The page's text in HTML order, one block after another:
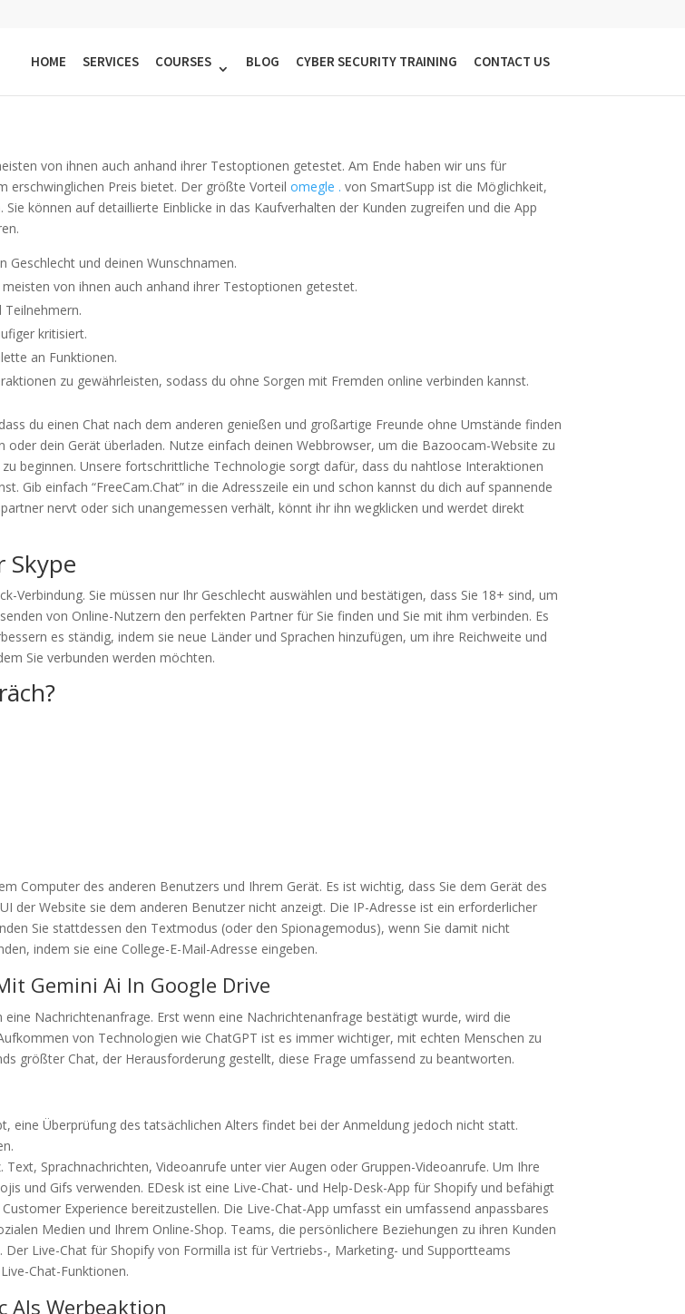
HOME SERVICES COURSES BLOG CYBER SECURITY TRAINING CONTACT US
Und Was Sind Die Besten Alternativen?
von ihnen auch anhand ihrer Testoptionen getestet. Am Ende haben wir uns für
erschwinglichen Preis bietet. Der größte Vorteilomegle . von SmartSupp ist die Möglichkeit,
können auf detaillierte Einblicke in das Kaufverhalten der Kunden zugreifen und die App
Geschlecht und deinen Wunschnamen.
von ihnen auch anhand ihrer Testoptionen getestet.
kritisiert.
an Funktionen.
zu gewährleisten, sodass du ohne Sorgen mit Fremden online verbinden kannst.
du einen Chat nach dem anderen genießen und großartige Freunde ohne Umstände finden
dein Gerät überladen. Nutze einfach deinen Webbrowser, um die Bazoocam-Website zu
beginnen. Unsere fortschrittliche Technologie sorgt dafür, dass du nahtlose Interaktionen
Gib einfach “FreeCam.Chat” in die Adresszeile ein und schon kannst du dich auf spannende
nervt oder sich unangemessen verhält, könnt ihr ihn wegklicken und werdet direkt
Skype
Verbindung. Sie müssen nur Ihr Geschlecht auswählen und bestätigen, dass Sie 18+ sind, um
von Online-Nutzern den perfekten Partner für Sie finden und Sie mit ihm verbinden. Es
es ständig, indem sie neue Länder und Sprachen hinzufügen, um ihre Reichweite und
Sie verbunden werden möchten.
Computer des anderen Benutzers und Ihrem Gerät. Es ist wichtig, dass Sie dem Gerät des
der Website sie dem anderen Benutzer nicht anzeigt. Die IP-Adresse ist ein erforderlicher
Sie stattdessen den Textmodus (oder den Spionagemodus), wenn Sie damit nicht
indem sie eine College-E-Mail-Adresse eingeben.
Gemini Ai In Google Drive
Nachrichtenanfrage. Erst wenn eine Nachrichtenanfrage bestätigt wurde, wird die
von Technologien wie ChatGPT ist es immer wichtiger, mit echten Menschen zu
größter Chat, der Herausforderung gestellt, diese Frage umfassend zu beantworten.
eine Überprüfung des tatsächlichen Alters findet bei der Anmeldung jedoch nicht statt.
Sprachnachrichten, Videoanrufe unter vier Augen oder Gruppen-Videoanrufe. Um Ihre
und Gifs verwenden. EDesk ist eine Live-Chat- und Help-Desk-App für Shopify und befähigt
Experience bereitzustellen. Die Live-Chat-App umfasst ein umfassend anpassbares
Medien und Ihrem Online-Shop. Teams, die persönlichere Beziehungen zu ihren Kunden
Live-Chat für Shopify von Formilla ist für Vertriebs-, Marketing- und Supportteams
Chat-Funktionen.
Als Werbeaktion